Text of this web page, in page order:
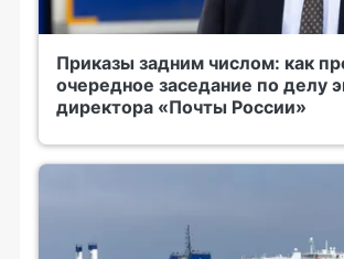
Приказы задним числом: как
очередное заседание по делу
директора «Почты России»